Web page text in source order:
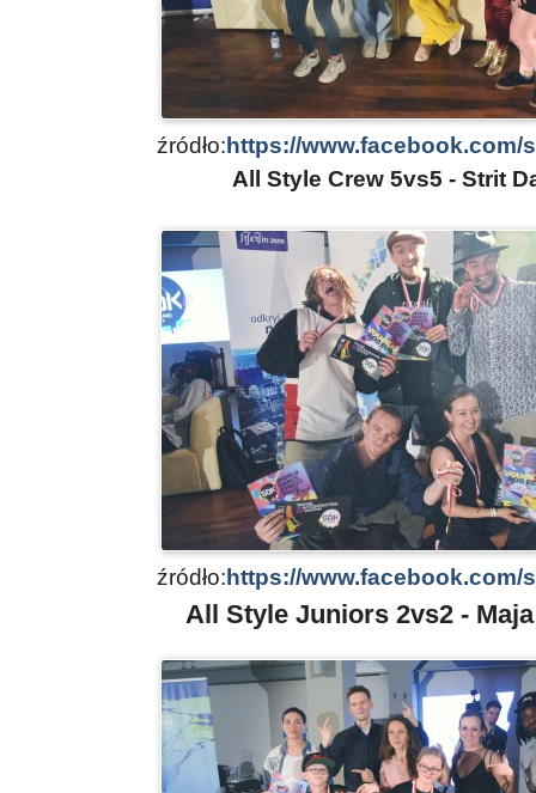
źródło:https://www.facebook.com/
All Style Crew 5vs5 - Strit
źródło:https://www.facebook.com/
All Style Juniors 2vs2 -